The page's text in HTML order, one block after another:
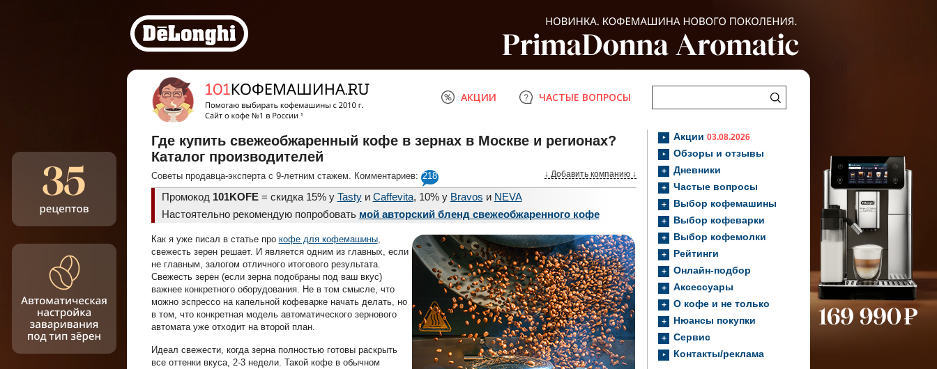
АКЦИИ ЧАСТЫЕ ВОПРОСЫ
Где купить свежеобжаренный кофе в зернах в Москве и регионах?
Каталог производителей
Советы продавца-эксперта с 9-летним стажем. Комментариев: 218 ↓ Добавить компанию ↓
Промокод 101KOFE= скидка 15% у Tastyи Caffevita, 10% у Bravos и NEVA
Настоятельно рекомендую попробовать мой авторский бленд свежеобжаренного кофе
Как я уже писал в статье про кофе для кофемашины,
свежесть зерен решает. И является одним из главных, если
не главным, залогом отличного итогового результата.
Свежесть зерен (если зерна подобраны под ваш вкус)
важнее конкретного оборудования. Не в том смысле, что
можно эспрессо на капельной кофеварке начать делать, но
в том, что конкретная модель автоматического зернового
автомата уже отходит на второй план.
Идеал свежести, когда зерна полностью готовы раскрыть
все оттенки вкуса, 2-3 недели. Такой кофе в обычном
Акции03.08.2026
Обзоры и отзывы
Дневники
Частые вопросы
Выбор кофемашины
Выбор кофеварки
Выбор кофемолки
Рейтинги
Онлайн-подбор
Аксессуары
О кофе и не только
Нюансы покупки
Сервис
Контакты/реклама